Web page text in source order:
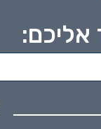
אליכם: